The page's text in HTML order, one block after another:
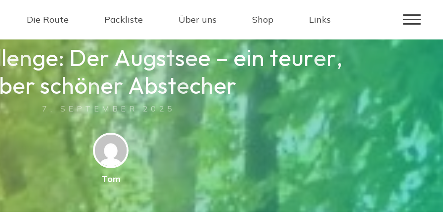
Die Route Packliste Über uns Shop Links
lenge: DerAugstsee–ein teurer,
berschönerAbstecher
7. SEPTEMBER 2025
Tom